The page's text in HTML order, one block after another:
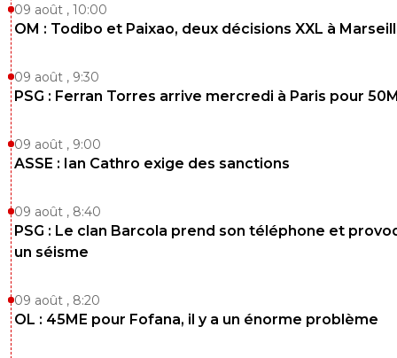
09 août , 10:00
OM : Todibo et Paixao, deux décisions XXL à
09 août , 9:30
PSG : Ferran Torres arrive mercredi à Paris pour
09 août , 9:00
ASSE : Ian Cathro exige des sanctions
09 août , 8:40
PSG : Le clan Barcola prend son téléphone et
un séisme
09 août , 8:20
OL : 45ME pour Fofana, il y a un énorme problème